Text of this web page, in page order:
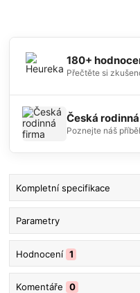
180+
Přečtěte si
Česká
Poznejte náš
Kompletní specifikace
Parametry
Hodnocení 1
Komentáře 0